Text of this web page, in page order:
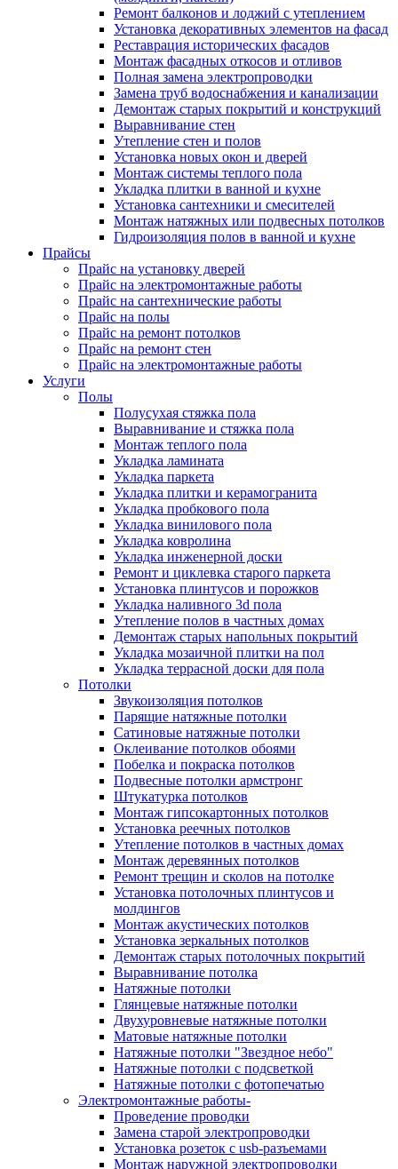
Ремонт балконов и лоджий с утеплением
Установка декоративных элементов на фасад
Реставрация исторических фасадов
Монтаж фасадных откосов и отливов
Полная замена электропроводки
Замена труб водоснабжения и канализации
Демонтаж старых покрытий и конструкций
Выравнивание стен
Утепление стен и полов
Установка новых окон и дверей
Монтаж системы теплого пола
Укладка плитки в ванной и кухне
Установка сантехники и смесителей
Монтаж натяжных или подвесных потолков
Гидроизоляция полов в ванной и кухне
Прайсы
Прайс на установку дверей
Прайс на электромонтажные работы
Прайс на сантехнические работы
Прайс на полы
Прайс на ремонт потолков
Прайс на ремонт стен
Прайс на электромонтажные работы
Услуги
Полы
Полусухая стяжка пола
Выравнивание и стяжка пола
Монтаж теплого пола
Укладка ламината
Укладка паркета
Укладка плитки и керамогранита
Укладка пробкового пола
Укладка винилового пола
Укладка ковролина
Укладка инженерной доски
Ремонт и циклевка старого паркета
Установка плинтусов и порожков
Укладка наливного 3d пола
Утепление полов в частных домах
Демонтаж старых напольных покрытий
Укладка мозаичной плитки на пол
Укладка террасной доски для пола
Потолки
Звукоизоляция потолков
Парящие натяжные потолки
Сатиновые натяжные потолки
Оклеивание потолков обоями
Побелка и покраска потолков
Подвесные потолки армстронг
Штукатурка потолков
Монтаж гипсокартонных потолков
Установка реечных потолков
Утепление потолков в частных домах
Монтаж деревянных потолков
Ремонт трещин и сколов на потолке
Установка потолочных плинтусов и
молдингов
Монтаж акустических потолков
Установка зеркальных потолков
Демонтаж старых потолочных покрытий
Выравнивание потолка
Натяжные потолки
Глянцевые натяжные потолки
Двухуровневые натяжные потолки
Матовые натяжные потолки
Натяжные потолки "Звездное небо"
Натяжные потолки с подсветкой
Натяжные потолки с фотопечатью
Электромонтажные работы-
Проведение проводки
Замена старой электропроводки
Установка розеток с usb-разъемами
Монтаж наружной электропроводки